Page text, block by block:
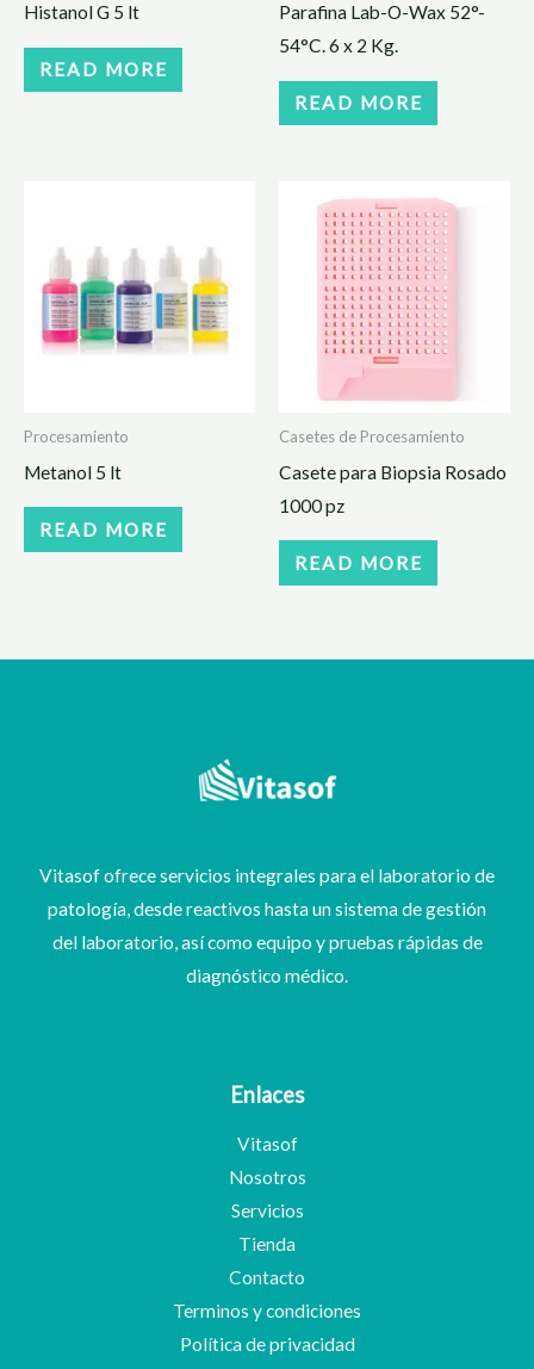
Histanol G 5 lt
READ MORE
Parafina Lab-O-Wax 52°-
54°C. 6 x 2 Kg.
READ MORE
Procesamiento
Metanol 5 lt
READ MORE
Casetes de Procesamiento
Casete para Biopsia Rosado
1000 pz
READ MORE
Vitasof ofrece servicios integrales para el laboratorio de
patología, desde reactivos hasta un sistema de gestión
del laboratorio, así como equipo y pruebas rápidas de
diagnóstico médico.
Enlaces
Vitasof
Nosotros
Servicios
Tienda
Contacto
Terminos y condiciones
Política de privacidad